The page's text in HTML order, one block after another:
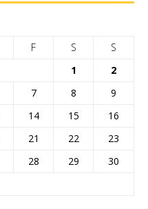
F S
S
1
2
7 8
9
14 15
16
21 22
23
28 29
30